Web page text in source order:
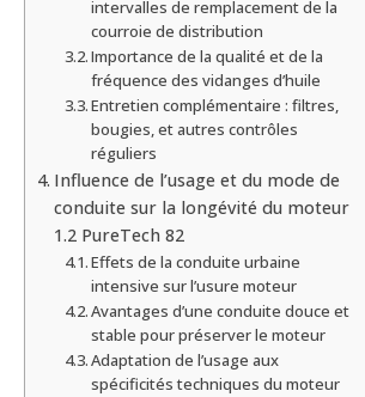
intervalles de remplacement de la
courroie de distribution
Importance de la qualité et de la
fréquence des vidanges d’huile
Entretien complémentaire : filtres,
bougies, et autres contrôles
réguliers
Influence de l’usage et du mode de
conduite sur la longévité du moteur
1.2 PureTech 82
Effets de la conduite urbaine
intensive sur l’usure moteur
Avantages d’une conduite douce et
stable pour préserver le moteur
Adaptation de l’usage aux
spécificités techniques du moteur